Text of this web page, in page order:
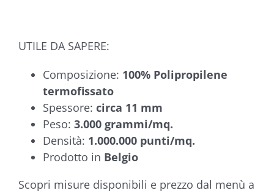
UTILE DA SAPERE:
Composizione: 100% Polipropilene
termofissato
Spessore: circa 11 mm
Peso: 3.000 grammi/mq.
Densità: 1.000.000 punti/mq.
Prodotto in Belgio
Scopri misure disponibili e prezzo dal menù a